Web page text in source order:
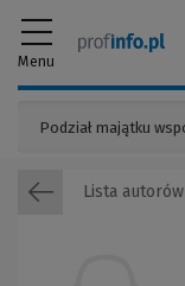
Menu
Lista autorów